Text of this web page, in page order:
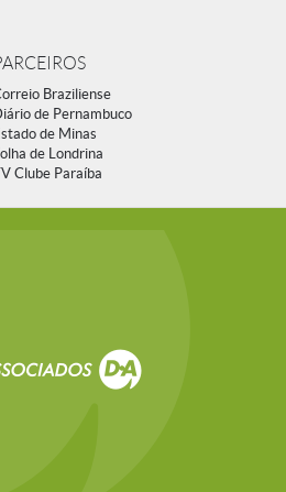
Braziliense
de Pernambuco
de Minas
de Londrina
Clube Paraíba